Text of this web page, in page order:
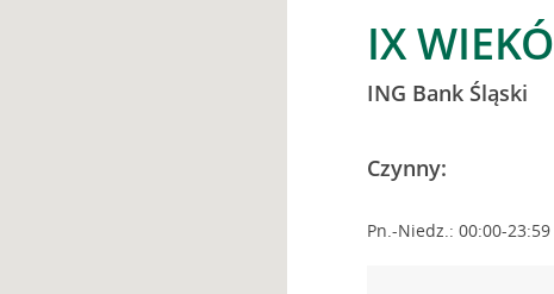
IX
ING Bank Śląski
Czynny:
Pn.-Niedz.: 00:00-23:59